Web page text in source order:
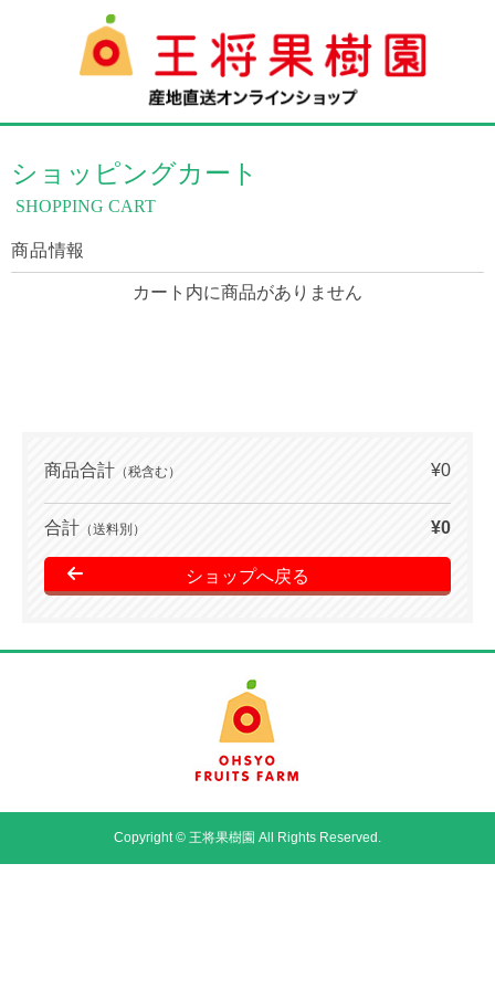
SHOPPING CART
ショッピングカート
商品情報
カート内に商品がありません
商品合計 （税含む） ¥0
合計 （送料別） ¥0
ショップへ戻る
Copyright © 王将果樹園 All Rights Reserved.